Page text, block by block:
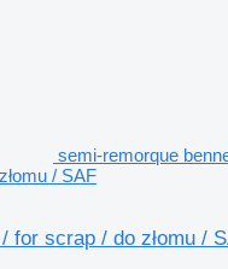
semi-remorque
/ SAF
for scrap / do złomu /